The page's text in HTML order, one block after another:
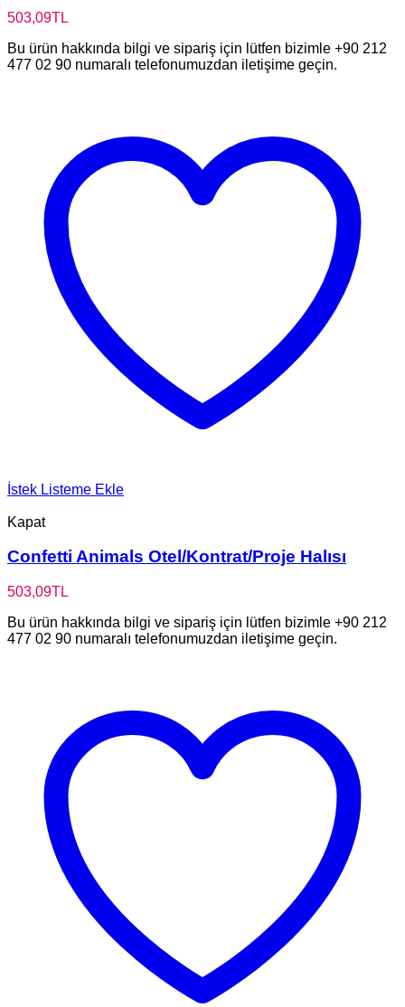
503,09TL
Bu ürün hakkında bilgi ve sipariş için lütfen bizimle +90 212
477 02 90 numaralı telefonumuzdan iletişime geçin.
İstek Listeme Ekle
Kapat
Confetti Animals Otel/Kontrat/Proje Halısı
503,09TL
Bu ürün hakkında bilgi ve sipariş için lütfen bizimle +90 212
477 02 90 numaralı telefonumuzdan iletişime geçin.